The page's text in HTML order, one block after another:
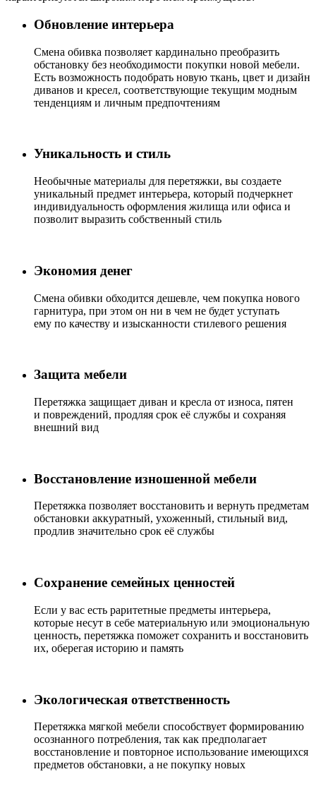
Обновление интерьера
Cмена обивка позволяет кардинально преобразить
обстановку без необходимости покупки новой мебели.
Есть возможность подобрать новую ткань, цвет и дизайн
диванов и кресел, соответствующие текущим модным
тенденциям и личным предпочтениям
Уникальность и стиль
Необычные материалы для перетяжки, вы создаете
уникальный предмет интерьера, который подчеркнет
индивидуальность оформления жилища или офиса и
позволит выразить собственный стиль
Экономия денег
Смена обивки обходится дешевле, чем покупка нового
гарнитура, при этом он ни в чем не будет уступать
ему по качеству и изысканности стилевого решения
Защита мебели
Перетяжка защищает диван и кресла от износа, пятен
и повреждений, продляя срок её службы и сохраняя
внешний вид
Восстановление изношенной мебели
Перетяжка позволяет восстановить и вернуть предметам
обстановки аккуратный, ухоженный, стильный вид,
продлив значительно срок её службы
Сохранение семейных ценностей
Если у вас есть раритетные предметы интерьера,
которые несут в себе материальную или эмоциональную
ценность, перетяжка поможет сохранить и восстановить
их, оберегая историю и память
Экологическая ответственность
Перетяжка мягкой мебели способствует формированию
осознанного потребления, так как предполагает
восстановление и повторное использование имеющихся
предметов обстановки, а не покупку новых